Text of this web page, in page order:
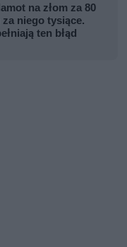
na złom za 80
za niego tysiące.
ten błąd